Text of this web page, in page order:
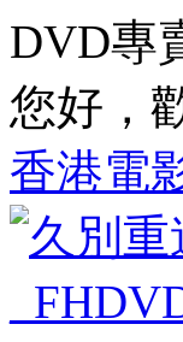
DVD專
您好，
香港電